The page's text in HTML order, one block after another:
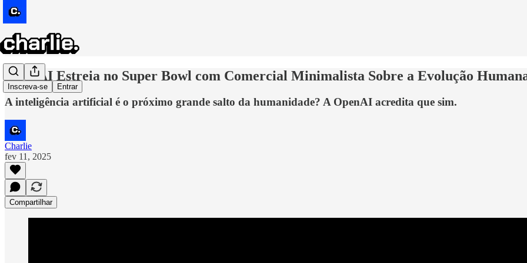
Inscreva-se Entrar
OpenAI Estreia no Super Bowl com Comercial Minimalista Sobre a Evolução
A inteligência artificial é o próximo grande salto da humanidade? A OpenAI acredita que sim.
Charlie
fev 11, 2025
Compartilhar